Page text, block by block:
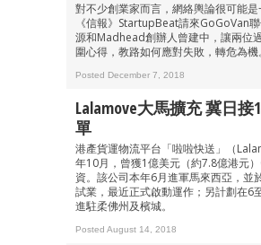
對不少創業家而言，網絡輿論很可能是
《信報》StartupBeat請來GoGoVan
源和Madhead創辦人曾建中，讓兩位
圍心得，教路如何應對失敗，轉危為機。
Posted December 7, 2018
Lalamove大馬擴充 冀日接
單
港產貨運物流平台「啦啦快送」（
年10月，曾獲1億美元（約7.8億港元
資。該公司本年6月進軍馬來西亞，並
試業，最近正式啟動運作；另計劃在6
進駐柔佛州及檳城。
Posted August 14, 2018